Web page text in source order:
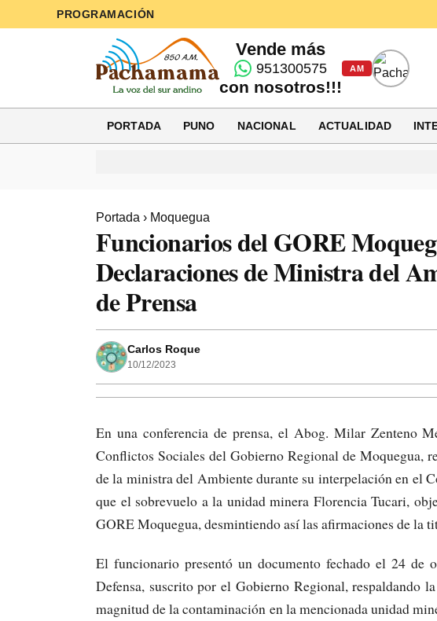
PROGRAMACIÓN
Vende más
951300575
con nosotros!!!
AM
PORTADA PUNO NACIONAL ACTUALIDAD
Portada › Moquegua
Funcionarios del GORE
Declaraciones de Ministra del
de Prensa
Carlos Roque
10/12/2023
En una conferencia de prensa, el Abog. Milar Zenteno
Conflictos Sociales del Gobierno Regional de Moquegua,
de la ministra del Ambiente durante su interpelación en el
que el sobrevuelo a la unidad minera Florencia Tucari,
GORE Moquegua, desmintiendo así las afirmaciones de la
El funcionario presentó un documento fechado el 24 de
Defensa, suscrito por el Gobierno Regional, respaldando
magnitud de la contaminación en la mencionada unidad